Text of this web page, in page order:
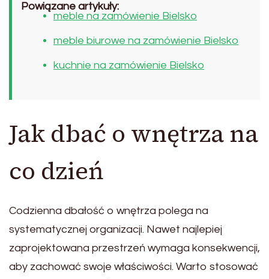
Powiązane artykuły:
meble na zamówienie Bielsko
meble biurowe na zamówienie Bielsko
kuchnie na zamówienie Bielsko
Jak dbać o wnętrza na
co dzień
Codzienna dbałość o wnętrza polega na
systematycznej organizacji. Nawet najlepiej
zaprojektowana przestrzeń wymaga konsekwencji,
aby zachować swoje właściwości. Warto stosować